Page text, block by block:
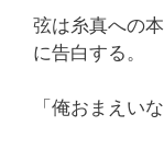
弦は糸真への
に告白する。
「俺おまえい